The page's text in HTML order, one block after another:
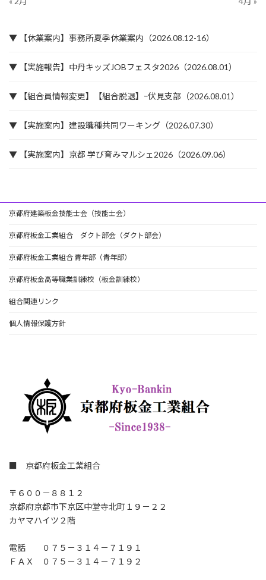
▼ 【休業案内】事務所夏季休業案内（2026.08.12-16）
▼ 【実施報告】中丹キッズJOBフェスタ2026（2026.08.01）
▼ 【組合員情報変更】【組合脱退】ｰ伏見支部（2026.08.01）
▼ 【実施案内】建設職種共同ワーキング（2026.07.30）
▼ 【実施案内】京都 学び育みマルシェ2026（2026.09.06）
京都府建築板金技能士会（技能士会）
京都府板金工業組合 ダクト部会（ダクト部会）
京都府板金工業組合 青年部（青年部）
京都府板金高等職業訓練校（板金訓練校）
組合関連リンク
個人情報保護方針
■ 京都府板金工業組合
〒６００－８８１２
京都府京都市下京区中堂寺北町１９－２２
カヤマハイツ２階
電話 ０７５－３１４－７１９１
ＦＡＸ ０７５－３１４－７１９２